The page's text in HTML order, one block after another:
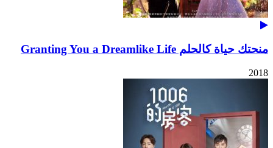
منحتك حياة كالحلم Granting You a Dreamlike Life
2018